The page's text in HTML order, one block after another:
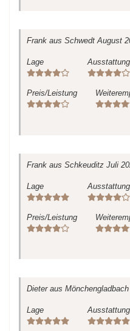
Frank aus Schwedt August
Lage Ausstattung
Preis/Leistung
Frank aus Schkeuditz Juli
Lage Ausstattung
Preis/Leistung
Dieteraus Mönchengladbach
Lage Ausstattung